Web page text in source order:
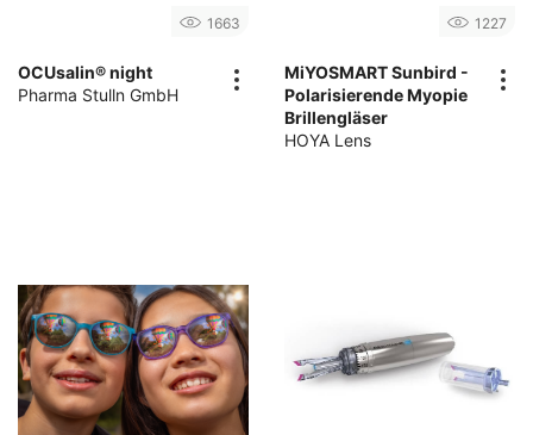
1663
OCUsalin® night
Pharma Stulln GmbH
1227
MiYOSMART Sunbird -
Polarisierende Myopie
Brillengläser
HOYA Lens